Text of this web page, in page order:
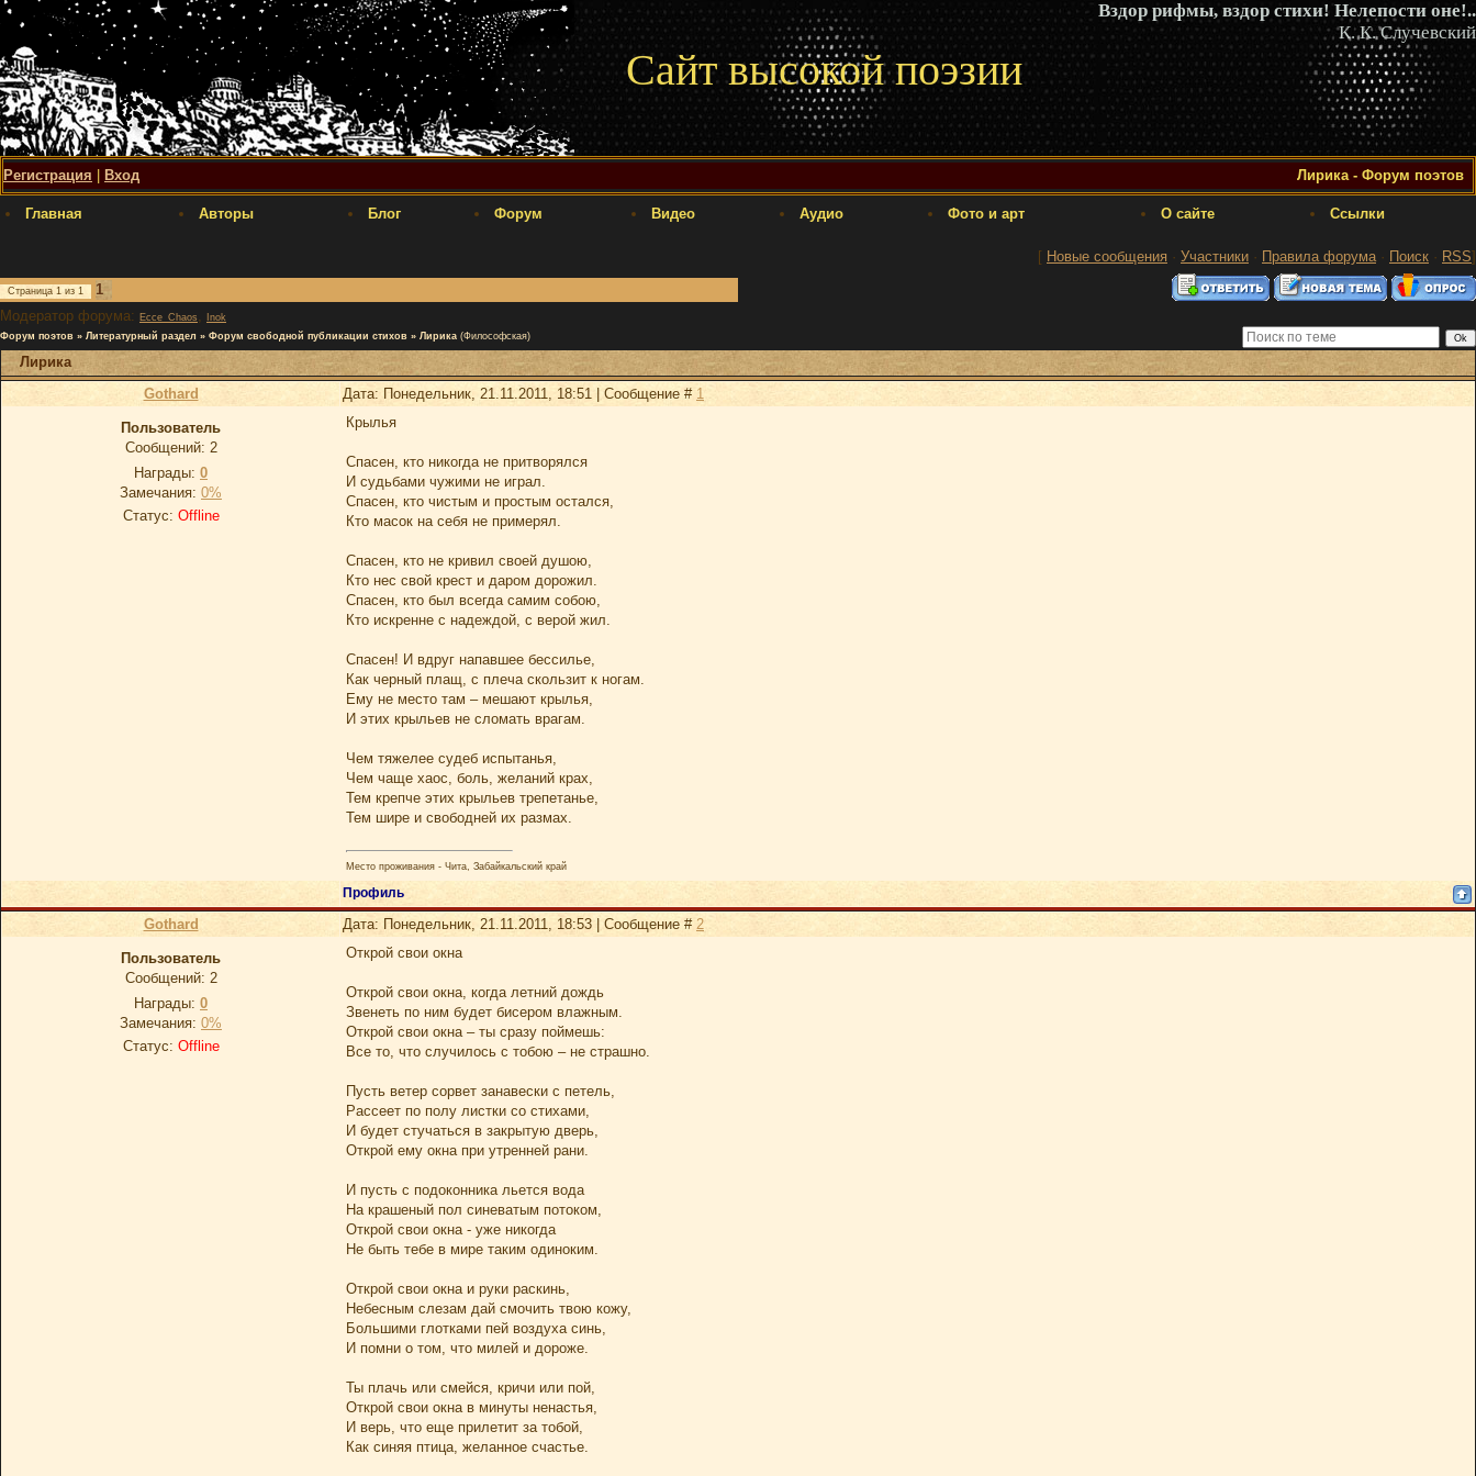
Вздор рифмы, вздор стихи! Нелепости оне!..
К. К. Случевский
Сайт высокой поэзии
Регистрация Вход Лирика - Форум поэтов
Главная Авторы Блог Форум Видео Аудио Фото и арт О сайте Ссылки
[ Новые сообщения · Участники · Правила форума· Поиск · RSS]
Страница 1 из 1
1
Модератор форума: Ecce_Chaos ,
Inok
Форум поэтов » Литературный раздел » Форум свободной публикации стихов » Лирика (Философская)
Лирика
Gothard
Дата: Понедельник, 21.11.2011, 18:51 | Сообщение # 1
Пользователь
Сообщений: 2
Награды: 0
Замечания: 0%
Статус: Offline
Крылья
Спасен, кто никогда не притворялся
И судьбами чужими не играл.
Спасен, кто чистым и простым остался,
Кто масок на себя не примерял.
Спасен, кто не кривил своей душою,
Кто нес свой крест и даром дорожил.
Спасен, кто был всегда самим собою,
Кто искренне с надеждой, с верой жил.
Спасен! И вдруг напавшее бессилье,
Как черный плащ, с плеча скользит к ногам.
Ему не место там – мешают крылья,
И этих крыльев не сломать врагам.
Чем тяжелее судеб испытанья,
Чем чаще хаос, боль, желаний крах,
Тем крепче этих крыльев трепетанье,
Тем шире и свободней их размах.
Место проживания - Чита, Забайкальский край
Профиль
Gothard Дата: Понедельник, 21.11.2011, 18:53 | Сообщение # 2
Пользователь
Сообщений: 2
Награды: 0
Замечания: 0%
Статус: Offline
Открой свои окна
Открой свои окна, когда летний дождь
Звенеть по ним будет бисером влажным.
Открой свои окна – ты сразу поймешь:
Все то, что случилось с тобою – не страшно.
Пусть ветер сорвет занавески с петель,
Рассеет по полу листки со стихами,
И будет стучаться в закрытую дверь,
Открой ему окна при утренней рани.
И пусть с подоконника льется вода
На крашеный пол синеватым потоком,
Открой свои окна - уже никогда
Не быть тебе в мире таким одиноким.
Открой свои окна и руки раскинь,
Небесным слезам дай смочить твою кожу,
Большими глотками пей воздуха синь,
И помни о том, что милей и дороже.
Ты плачь или смейся, кричи или пой,
Открой свои окна в минуты ненастья,
И верь, что еще прилетит за тобой,
Как синяя птица, желанное счастье.